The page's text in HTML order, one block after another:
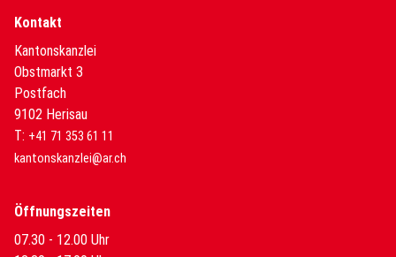
Kontakt
Kantonskanzlei
Obstmarkt 3
Postfach
9102 Herisau
T: +41 71 353 61 11
kantonskanzlei@ar.ch
Öffnungszeiten
07.30 - 12.00 Uhr